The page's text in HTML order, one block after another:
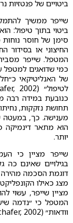
ביטויים של פנטזיות
שייפר ממשיך
ביטוי בתוך טיפול:
סימן של חוסר
החיצוני או בסידור
המטפל. שייפר
כמי שדואגים
של האנליטיקאי
כנובעת במידה רבה
תחושת נזקקות,
מענישה. כך, במעטה
הוא מתאר דינמיקה
יותר.
שייפר מציין כי
בגילויים שאינם כה
דוגמת הסכמה מהירה
מצג כאילו
מציין שייפר, עשוי
המטפל כי ״נדמה
וודאות״ (Schafer, 2002, עמ׳ 244).